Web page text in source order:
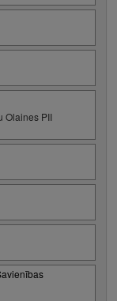
Olaines PII